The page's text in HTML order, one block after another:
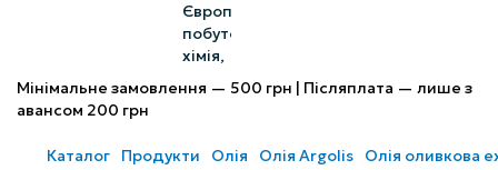
Мінімальне замовлення — 500 грн | Післяплата — лише з
авансом 200 грн
Каталог Продукти Олія Олія Argolis Олія оливкова